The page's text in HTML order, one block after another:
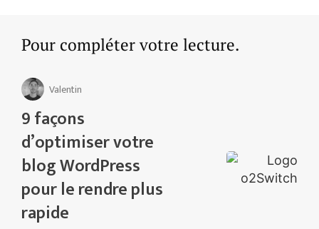
Pour compléter votre lecture.
Valentin
9 façons
d’optimiser votre
blog WordPress
pour le rendre plus
rapide